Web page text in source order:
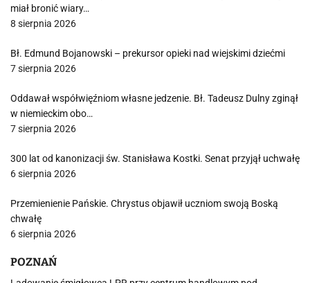
miał bronić wiary…
8 sierpnia 2026
Bł. Edmund Bojanowski – prekursor opieki nad wiejskimi dziećmi
7 sierpnia 2026
Oddawał współwięźniom własne jedzenie. Bł. Tadeusz Dulny zginął
w niemieckim obo…
7 sierpnia 2026
300 lat od kanonizacji św. Stanisława Kostki. Senat przyjął uchwałę
6 sierpnia 2026
Przemienienie Pańskie. Chrystus objawił uczniom swoją Boską
chwałę
6 sierpnia 2026
POZNAŃ